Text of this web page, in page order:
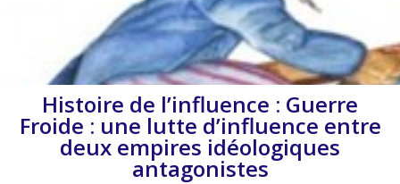
Histoire de l’influence : Guerre
Froide : une lutte d’influence entre
deux empires idéologiques
antagonistes